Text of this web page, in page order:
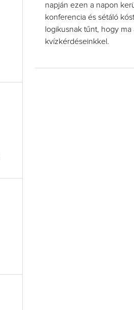
napján ezen a napon
konferencia és sétáló
logikusnak tűnt, hogy
kvízkérdéseinkkel.